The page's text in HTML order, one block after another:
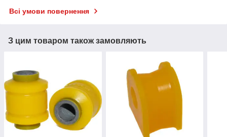
Всі умови повернення
З цим товаром також замовляють